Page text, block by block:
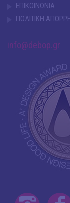
ΕΠΙΚΟΙΝΩΝΙΑ
ΠΟΛΙΤΙΚΗ
info@debop.gr